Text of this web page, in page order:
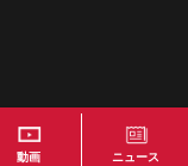
動画 ニュース